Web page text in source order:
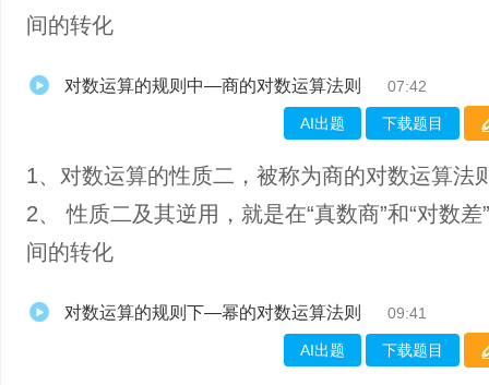
间的转化
对数运算的规则中—商的对数运算法则 07:42
AI出题 下载题目
1、​对数运算的性质二，被称为商的对数运算法
2、 性质二及其逆用，就是在“真数商”和“对数差
间的转化
对数运算的规则下—幂的对数运算法则 09:41
AI出题 下载题目